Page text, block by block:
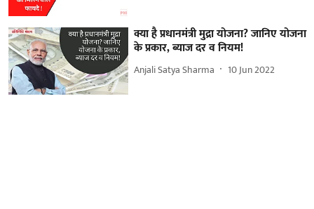
क्या है प्रधानमंत्री मुद्रा योजना? जानिए योजना
के प्रकार, ब्याज दर व नियम!
Anjali Satya Sharma 10 Jun 2022